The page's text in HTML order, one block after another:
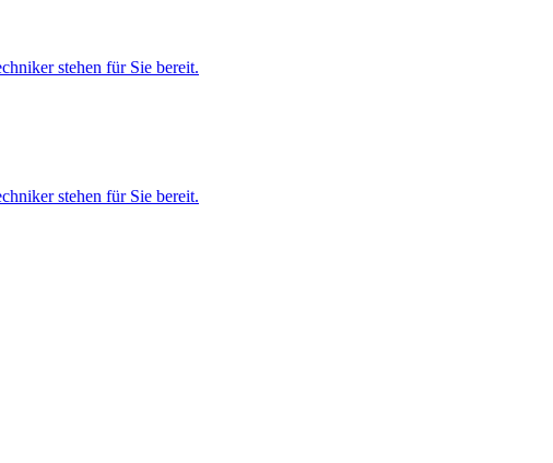
ste­hen für Sie be­reit.
ste­hen für Sie be­reit.